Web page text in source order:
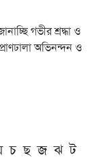
গভীর শ্রদ্ধা ও
অভিনন্দন ও
চ ছ জ ঝ ট